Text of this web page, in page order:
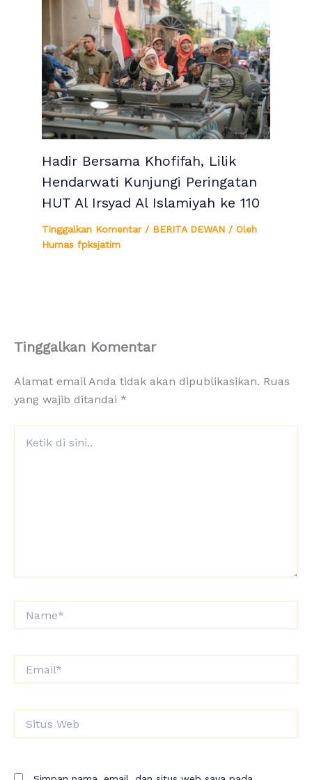
Hadir Bersama Khofifah, Lilik
Hendarwati Kunjungi Peringatan
HUT Al Irsyad Al Islamiyah ke 110
Tinggalkan Komentar / BERITA DEWAN / Oleh
Humas fpksjatim
Tinggalkan Komentar
Alamat email Anda tidak akan dipublikasikan. Ruas
yang wajib ditandai *
Web